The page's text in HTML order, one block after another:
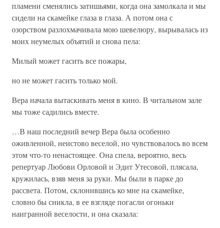
пламени сменялись затишьями, когда она замолкала и мы
сидели на скамейке глаза в глаза. А потом она с
озорством разлохмачивала мою шевелюру, вырывалась из
моих неумелых объятий и снова пела:
Милый может гасить все пожары,
но не может гасить только мой.
Вера начала вытаскивать меня в кино. В читальном зале
мы тоже садились вместе.
…В наш последний вечер Вера была особенно
оживленной, неистово веселой, но чувствовалось во всем
этом что-то ненастоящее. Она спела, вероятно, весь
репертуар Любови Орловой и Эдит Утесовой, плясала,
кружилась, взяв меня за руки. Мы были в парке до
рассвета. Потом, склонившись ко мне на скамейке,
словно бы сникла, в ее взгляде погасли огоньки
наигранной веселости, и она сказала: